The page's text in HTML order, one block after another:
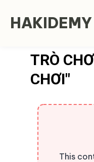
HAKIDEMY
TRÒ
CHƠI"
This